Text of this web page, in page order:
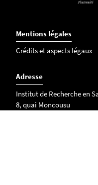
Mentions légales
Crédits et aspects légaux
Adresse
Institut de Recherche en
8, quai Moncousu